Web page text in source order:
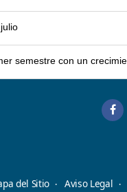
semestre con un
del Sitio Aviso Legal